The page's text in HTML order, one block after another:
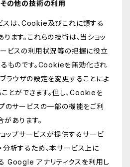
の他の技術の利用
ビスは、Cookie及びこれに類する
ます。これらの技術は、当ショッ
ビスの利用状況等の把握に役立
ものです。Cookieを無効化され
ラウザの設定を変更することによ
とができます。但し、Cookieを
のサービスの一部の機能をご利
あります。
ョップサービスが提供するサービ
析するため、本サービス上に
Google アナリティクスを利用し